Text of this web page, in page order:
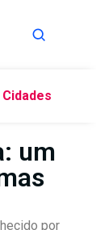
Cidades
um
por